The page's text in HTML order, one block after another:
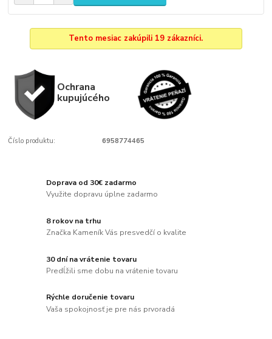
Tento mesiac zakúpili 19 zákazníci.
Ochrana
kupujúcého
Číslo produktu: 6958774465
Doprava od 30€ zadarmo
Využite dopravu úplne zadarmo
8 rokov na trhu
Značka Kameník Vás presvedčí o kvalite
30 dní na vrátenie tovaru
Predĺžili sme dobu na vrátenie tovaru
Rýchle doručenie tovaru
Vaša spokojnosť je pre nás prvoradá